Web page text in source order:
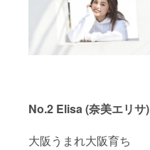
No.2 Elisa (奈美エリサ)
大阪うまれ大阪育ち